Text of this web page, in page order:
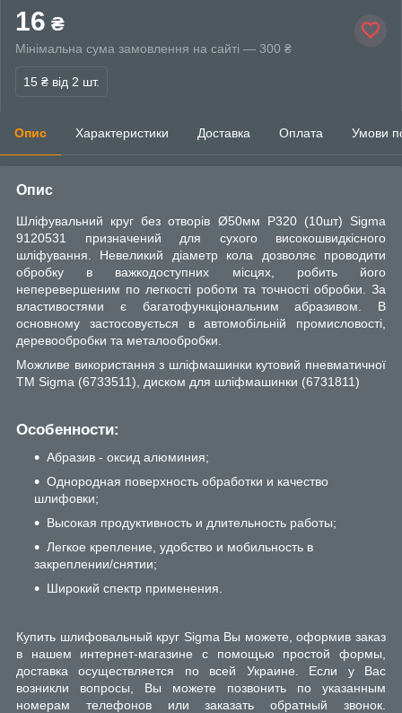
16 ₴
Мінімальна сума замовлення на сайті — 300 ₴
15 ₴ від 2 шт.
Опис Характеристики Доставка Оплата Умови
Опис
Шліфувальний круг без отворів Ø50мм P320 (10шт) Sigma
9120531 призначений для сухого високошвидкісного
шліфування. Невеликий діаметр кола дозволяє проводити
обробку в важкодоступних місцях, робить його
неперевершеним по легкості роботи та точності обробки. За
властивостями є багатофункціональним абразивом. В
основному застосовується в автомобільній промисловості,
деревообробки та металообробки.
Можливе використання з шліфмашинки кутовий пневматичної
ТМ Sigma (6733511), диском для шліфмашинки (6731811)
Особенности:
Абразив - оксид алюминия;
Однородная поверхность обработки и качество
шлифовки;
Высокая продуктивность и длительность работы;
Легкое крепление, удобство и мобильность в
закреплении/снятии;
Широкий спектр применения.
Купить шлифовальный круг Sigma Вы можете, оформив заказ
в нашем интернет-магазине с помощью простой формы,
доставка осуществляется по всей Украине. Если у Вас
возникли вопросы, Вы можете позвонить по указанным
номерам телефонов или заказать обратный звонок.